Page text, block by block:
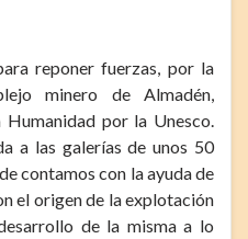
reponer fuerzas, por la
minero de Almadén,
por la Unesco.
a las galerías de unos 50
contamos con la ayuda de
el origen de la explotación
de la misma a lo